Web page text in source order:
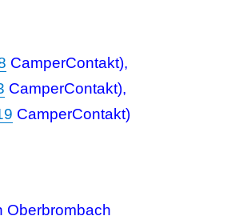
CamperContakt),
CamperContakt),
CamperContakt)
Oberbrombach